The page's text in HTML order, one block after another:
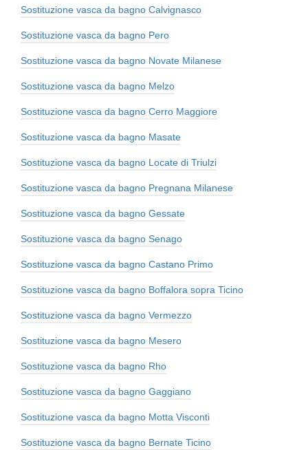
Sostituzione vasca da bagno Calvignasco
Sostituzione vasca da bagno Pero
Sostituzione vasca da bagno Novate Milanese
Sostituzione vasca da bagno Melzo
Sostituzione vasca da bagno Cerro Maggiore
Sostituzione vasca da bagno Masate
Sostituzione vasca da bagno Locate di Triulzi
Sostituzione vasca da bagno Pregnana Milanese
Sostituzione vasca da bagno Gessate
Sostituzione vasca da bagno Senago
Sostituzione vasca da bagno Castano Primo
Sostituzione vasca da bagno Boffalora sopra Ticino
Sostituzione vasca da bagno Vermezzo
Sostituzione vasca da bagno Mesero
Sostituzione vasca da bagno Rho
Sostituzione vasca da bagno Gaggiano
Sostituzione vasca da bagno Motta Visconti
Sostituzione vasca da bagno Bernate Ticino